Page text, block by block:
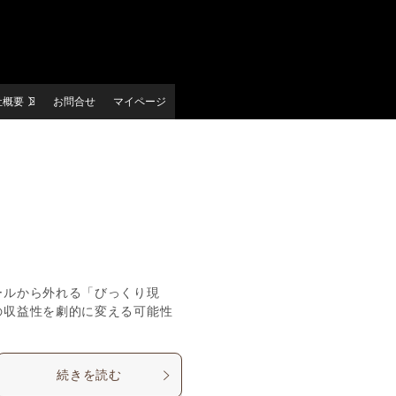
概要 お問合せ マイページ
から外れる「びっくり現
益性を劇的に変える可能性
続きを読む